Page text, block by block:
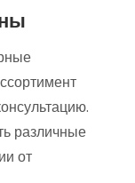
различные
от